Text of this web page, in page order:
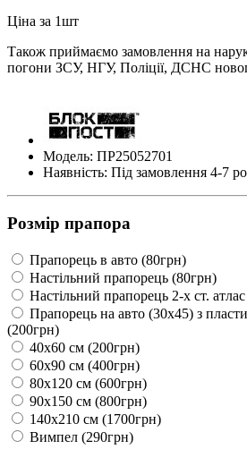
Ціна за 1шт
Також приймаємо замовлення на
погони ЗСУ, НГУ, Поліції, ДСНС
Модель: ПР25052701
Наявність: Під замовлення 4-7
Розмір прапора
Прапорець в авто (80грн)
Настільний прапорець (80грн)
Настільний прапорець 2-х ст.
Прапорець на авто (30х45) з
(200грн)
40х60 см (200грн)
60х90 см (400грн)
80х120 см (600грн)
90х150 см (800грн)
140х210 см (1700грн)
Вимпел (290грн)